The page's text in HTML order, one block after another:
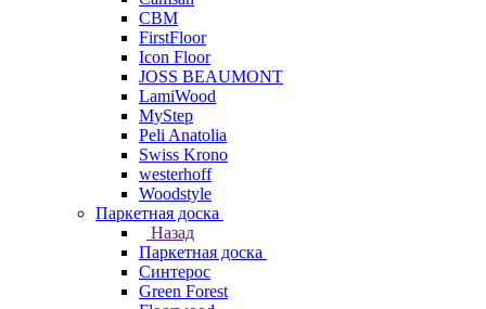
CBM
FirstFloor
Icon Floor
JOSS BEAUMONT
LamiWood
MyStep
Peli Anatolia
Swiss Krono
westerhoff
Woodstyle
Паркетная доска
Назад
Паркетная доска
Синтерос
Green Forest